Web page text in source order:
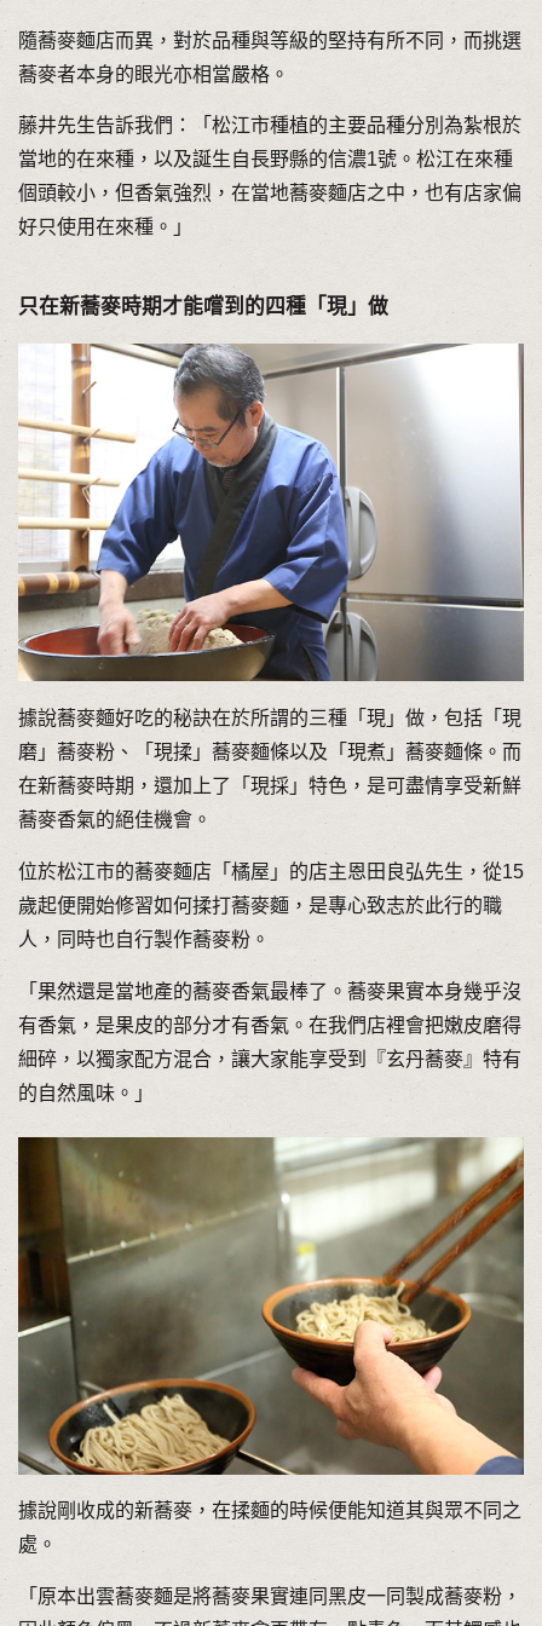
隨蕎麥麵店而異，對於品種與等級的堅持有所不同，而挑選
蕎麥者本身的眼光亦相當嚴格。
藤井先生告訴我們：「松江市種植的主要品種分別為紮根於
當地的在來種，以及誕生自長野縣的信濃1號。松江在來種
個頭較小，但香氣強烈，在當地蕎麥麵店之中，也有店家偏
好只使用在來種。」
只在新蕎麥時期才能嚐到的四種「現」做
據說蕎麥麵好吃的秘訣在於所謂的三種「現」做，包括「現
磨」蕎麥粉、「現揉」蕎麥麵條以及「現煮」蕎麥麵條。而
在新蕎麥時期，還加上了「現採」特色，是可盡情享受新鮮
蕎麥香氣的絕佳機會。
位於松江市的蕎麥麵店「橘屋」的店主恩田良弘先生，從15
歲起便開始修習如何揉打蕎麥麵，是專心致志於此行的職
人，同時也自行製作蕎麥粉。
「果然還是當地產的蕎麥香氣最棒了。蕎麥果實本身幾乎沒
有香氣，是果皮的部分才有香氣。在我們店裡會把嫩皮磨得
細碎，以獨家配方混合，讓大家能享受到『玄丹蕎麥』特有
的自然風味。」
據說剛收成的新蕎麥，在揉麵的時候便能知道其與眾不同之
處。
「原本出雲蕎麥麵是將蕎麥果實連同黑皮一同製成蕎麥粉，